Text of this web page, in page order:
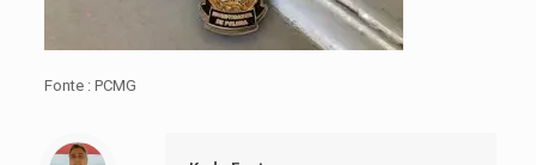
Fonte : PCMG